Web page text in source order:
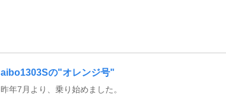
aibo1303Sの"オレンジ号"
昨年7月より、乗り始めました。